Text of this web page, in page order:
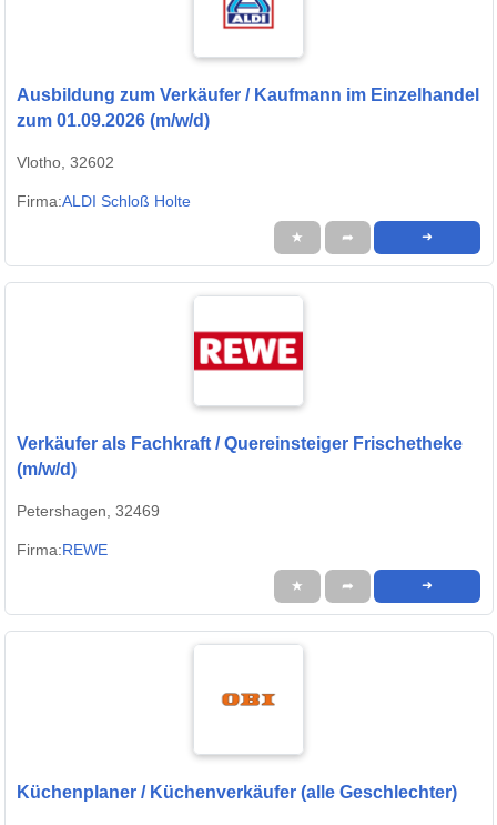
Ausbildung zum Verkäufer / Kaufmann im Einzelhandel
zum 01.09.2026 (m/w/d)
Vlotho, 32602
Firma:ALDI Schloß Holte
★ ➦ ➜
Verkäufer als Fachkraft / Quereinsteiger Frischetheke
(m/w/d)
Petershagen, 32469
Firma:REWE
★ ➦ ➜
Küchenplaner / Küchenverkäufer (alle Geschlechter)